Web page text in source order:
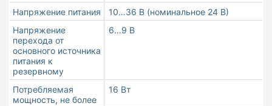
Напряжение питания
10…36 В (номинальное 24 В)
Напряжение
перехода от
основного источника
питания к
резервному
6…9 В
Потребляемая
мощность, не более
16 Вт